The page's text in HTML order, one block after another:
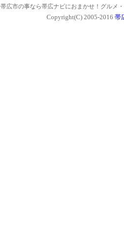
帯広市の事なら帯広ナビにおまかせ！グルメ
Copyright(C) 2005-2016 帯